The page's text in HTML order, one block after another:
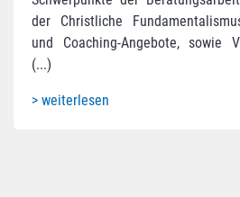
der Christliche
und Coaching-Angebote, sowie
(...)
> weiterlesen